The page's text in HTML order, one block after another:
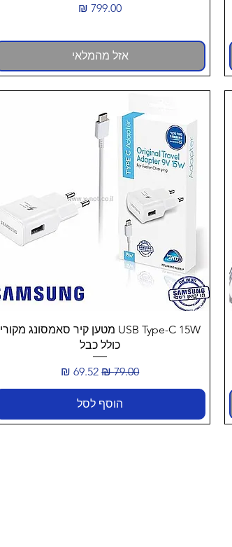
מחיר
אזל מהמלאי
תצוגה מהירה
USB Type-C 15W מטען קיר סאמסונג מקורי
כולל כבל
מחיר רגיל‏79.00 ‏₪ מחיר מבצע
הוסף לסל